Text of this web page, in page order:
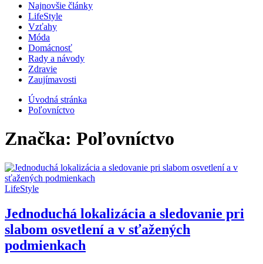
Najnovšie články
LifeStyle
Vzťahy
Móda
Domácnosť
Rady a návody
Zdravie
Zaujímavosti
Úvodná stránka
Poľovníctvo
Značka: Poľovníctvo
LifeStyle
Jednoduchá lokalizácia a sledovanie pri
slabom osvetlení a v sťažených
podmienkach